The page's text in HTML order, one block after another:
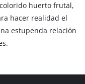
huerto frutal,
hacer realidad el
estupenda relación